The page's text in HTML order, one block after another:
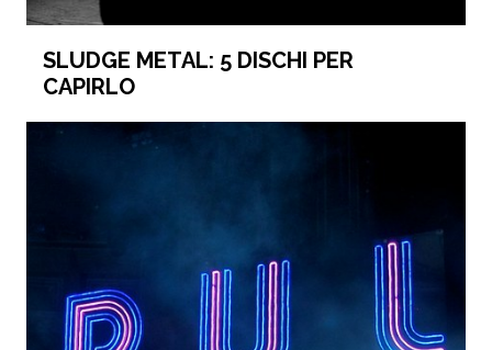
SLUDGE METAL: 5 DISCHI PER
CAPIRLO